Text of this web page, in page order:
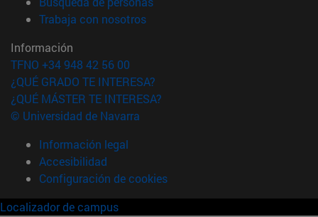
Trabaja con nosotros(abre en nueva ventana)
Información
TFNO +34 948 42 56 00
¿QUÉ GRADO TE INTERESA?
¿QUÉ MÁSTER TE INTERESA?
© Universidad de Navarra
Información legal
Accesibilidad
Configuración de cookies
Localizador de campus